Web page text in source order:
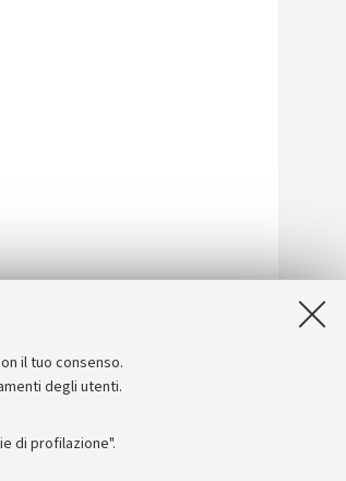
il tuo consenso.
degli utenti.
di profilazione".